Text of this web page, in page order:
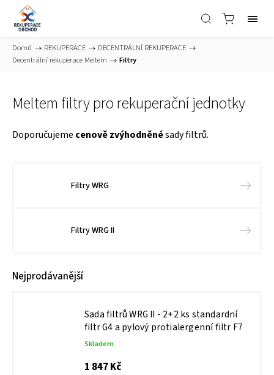
Domů / REKUPERACE / DECENTRÁLNÍ REKUPERACE /
Decentrální rekuperace Meltem / Filtry
Meltem filtry pro rekuperační jednotky
Doporučujeme cenově zvýhodněnésady filtrů.
Filtry WRG
Filtry WRG II
Nejprodávanější
Sada filtrů WRG II - 2+2 ks standardní
filtr G4 a pylový protialergenní filtr F7
Skladem
1 847 Kč